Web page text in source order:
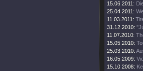
15.06.2011:
25.04.2011:
11.03.2011:
31.12.2010:
11.07.2010:
15.05.2010:
25.03.2010:
16.05.2009:
15.10.2008: